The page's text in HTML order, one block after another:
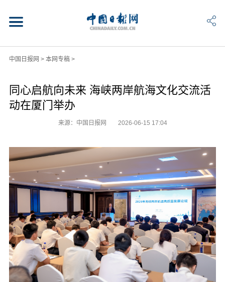
中国日报网 > 本网专稿>
同心启航向未来 海峡两岸航海文化交流活
动在厦门举办
来源：中国日报网 2026-06-15 17:04